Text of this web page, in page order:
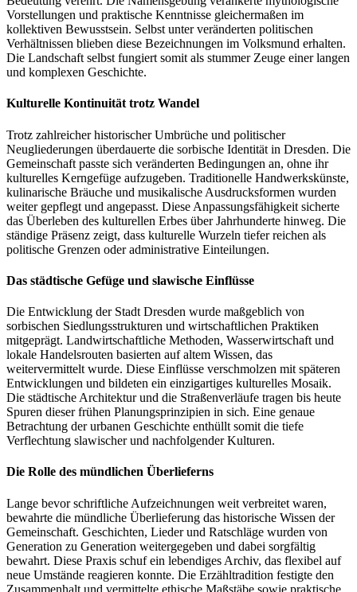
Vorstellungen und praktische Kenntnisse gleichermaßen im
kollektiven Bewusstsein. Selbst unter veränderten politischen
Verhältnissen blieben diese Bezeichnungen im Volksmund erhalten.
Die Landschaft selbst fungiert somit als stummer Zeuge einer langen
und komplexen Geschichte.
Kulturelle Kontinuität trotz Wandel
Trotz zahlreicher historischer Umbrüche und politischer
Neugliederungen überdauerte die sorbische Identität in Dresden. Die
Gemeinschaft passte sich veränderten Bedingungen an, ohne ihr
kulturelles Kerngefüge aufzugeben. Traditionelle Handwerkskünste,
kulinarische Bräuche und musikalische Ausdrucksformen wurden
weiter gepflegt und angepasst. Diese Anpassungsfähigkeit sicherte
das Überleben des kulturellen Erbes über Jahrhunderte hinweg. Die
ständige Präsenz zeigt, dass kulturelle Wurzeln tiefer reichen als
politische Grenzen oder administrative Einteilungen.
Das städtische Gefüge und slawische Einflüsse
Die Entwicklung der Stadt Dresden wurde maßgeblich von
sorbischen Siedlungsstrukturen und wirtschaftlichen Praktiken
mitgeprägt. Landwirtschaftliche Methoden, Wasserwirtschaft und
lokale Handelsrouten basierten auf altem Wissen, das
weitervermittelt wurde. Diese Einflüsse verschmolzen mit späteren
Entwicklungen und bildeten ein einzigartiges kulturelles Mosaik.
Die städtische Architektur und die Straßenverläufe tragen bis heute
Spuren dieser frühen Planungsprinzipien in sich. Eine genaue
Betrachtung der urbanen Geschichte enthüllt somit die tiefe
Verflechtung slawischer und nachfolgender Kulturen.
Die Rolle des mündlichen Überlieferns
Lange bevor schriftliche Aufzeichnungen weit verbreitet waren,
bewahrte die mündliche Überlieferung das historische Wissen der
Gemeinschaft. Geschichten, Lieder und Ratschläge wurden von
Generation zu Generation weitergegeben und dabei sorgfältig
bewahrt. Diese Praxis schuf ein lebendiges Archiv, das flexibel auf
neue Umstände reagieren konnte. Die Erzähltradition festigte den
Zusammenhalt und vermittelte ethische Maßstäbe sowie praktische